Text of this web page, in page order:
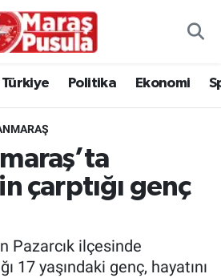
Türkiye Politika Ekonomi
çarptığı genç
Pazarcık ilçesinde
17 yaşındaki genç, hayatını
Haritası
ve Fikstür